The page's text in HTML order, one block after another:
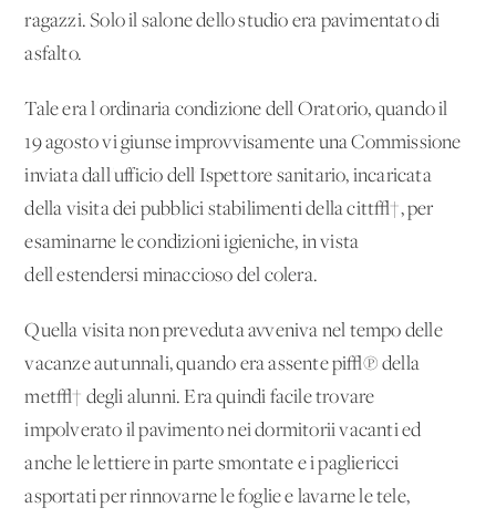
ragazzi. Solo il salone dello studio era pavimentato di
asfalto.
Tale era l'ordinaria condizione dell'Oratorio, quando il
19 agosto vi giunse improvvisamente una Commissione
inviata dall'ufficio dell'Ispettore sanitario, incaricata
della visita dei pubblici stabilimenti della citt√†, per
esaminarne le condizioni igieniche, in vista
dell'estendersi minaccioso del colera.
Quella visita non preveduta avveniva nel tempo delle
vacanze autunnali, quando era assente pi√π della
met√† degli alunni. Era quindi facile trovare
impolverato il pavimento nei dormitorii vacanti ed
anche le lettiere in parte smontate e i pagliericci
asportati per rinnovarne le foglie e lavarne le tele,